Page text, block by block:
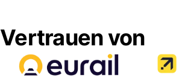
Vertrauen von